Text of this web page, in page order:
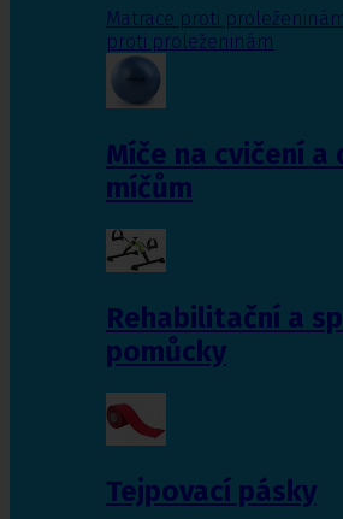
Matrace proti
proti proleženinám
Míče na cvičení a
míčům
Rehabilitační a
pomůcky
Tejpovací pásky